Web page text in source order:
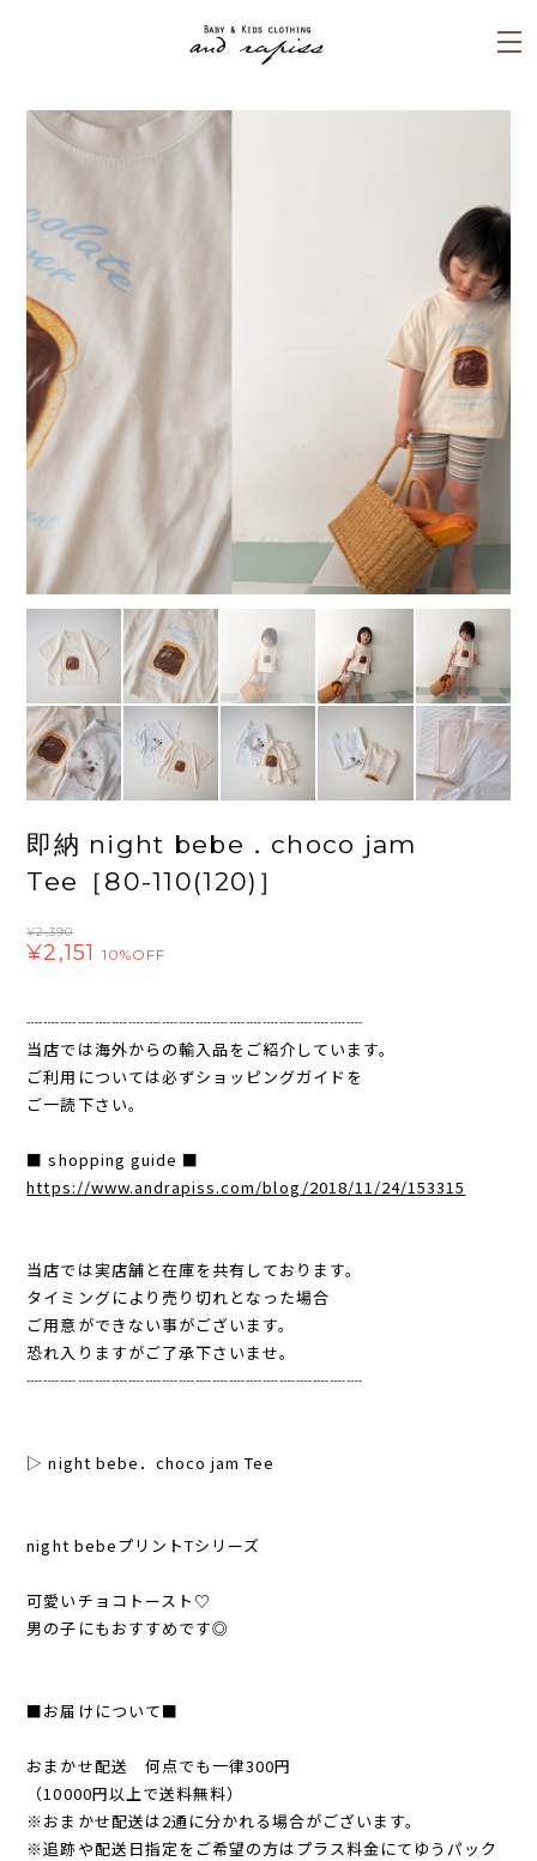
即納 night bebe．choco jam
Tee［80-110(120)］
¥2,390
¥2,151 10%OFF
┈┈┈┈┈┈┈┈┈┈┈┈┈┈┈┈┈┈┈┈
当店では海外からの輸入品をご紹介しています。
ご利用については必ずショッピングガイドを
ご一読下さい。
■ shopping guide ■
https://www.andrapiss.com/blog/2018/11/24/153315
当店では実店舗と在庫を共有しております。
タイミングにより売り切れとなった場合
ご用意ができない事がございます。
恐れ入りますがご了承下さいませ。
┈┈┈┈┈┈┈┈┈┈┈┈┈┈┈┈┈┈┈┈
▷ night bebe．choco jam Tee
night bebeプリントTシリーズ
可愛いチョコトースト♡
男の子にもおすすめです◎
■お届けについて■
おまかせ配送 何点でも一律300円
（10000円以上で送料無料）
※おまかせ配送は2通に分かれる場合がございます。
※追跡や配送日指定をご希望の方はプラス料金にてゆうパック